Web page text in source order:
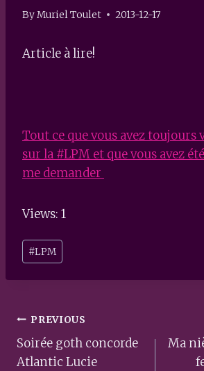
ByMuriel Toulet 2013-12-17
Article à lire!
Tout ce que vous avez toujours
sur la #LPM et que vous avez
me demander
Views: 1
Post
Tags:
#LPM
Post
navigation
PREVIOUS
Soirée goth concorde
Atlantic Lucie
Ma